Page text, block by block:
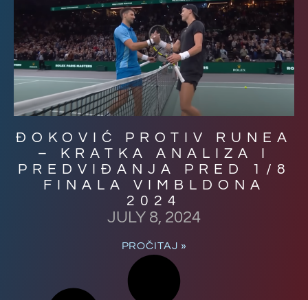
ĐOKOVIĆ PROTIV RUNEA
– KRATKA ANALIZA I
PREDVIĐANJA PRED 1/8
FINALA VIMBLDONA
2024
JULY 8, 2024
PROČITAJ »